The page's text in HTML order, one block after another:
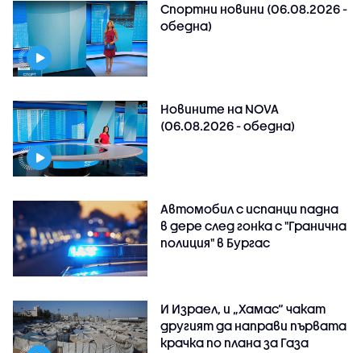
Спортни новини (06.08.2026 -
обедна)
Новините на NOVA
(06.08.2026 - обедна)
Автомобил с испанци падна
в дере след гонка с "Гранична
полиция" в Бургас
И Израел, и „Хамас“ чакат
другият да направи първата
крачка по плана за Газа